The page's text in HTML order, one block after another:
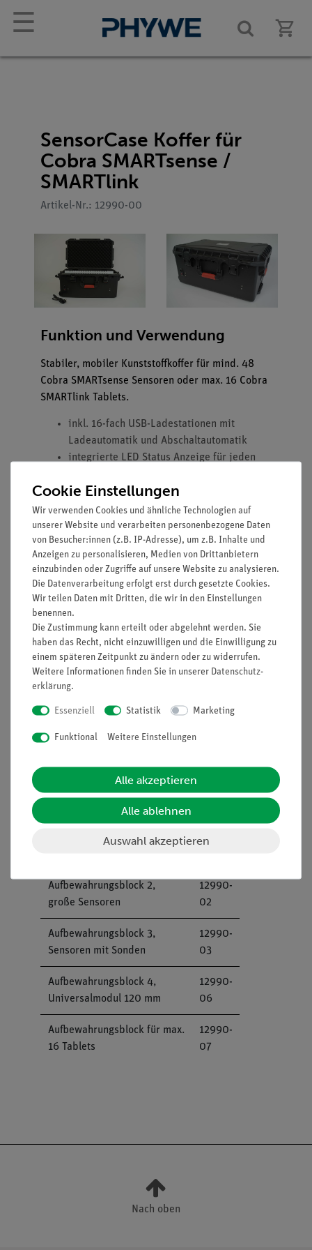
☰
SensorCase Koffer für
Cobra SMARTsense /
SMARTlink
Artikel-Nr.: 12990-00
Funktion und Verwendung
Stabiler, mobiler Kunststoffkoffer für mind. 48
Cobra SMARTsense Sensoren oder max. 16 Cobra
SMARTlink Tablets.
inkl. 16-fach USB-Ladestationen mit
Ladeautomatik und Abschaltautomatik
integrierte LED Status Anzeige für jeden
ausziehbarer und auswechselbarer Griff
mit eingebauter Sicherung
zusätzlich 2 seitliche Griffe und 1 Griff im
Deckel integriert
2 Rollen mit Unterbodenschlittensystem für
leichten Transport
aktives Lüftungssystem (max.
mind: 39 m³ / h)
Mindest-Maße: (H/B/T): 340 x 715 x 455
mm
Maximalgewicht: 14 kg (ohne Sensoren)
Stromzufuhr: Ein-/ Ausschalter, 230 V
Zuleitung
�
Empfohlenes Zubehör
Aufbewahrungsblock 1,
12990-
Aufbewahrungsblock 2,
große Sensoren
12990-
02
Aufbewahrungsblock 3,
Sensoren mit Sonden
12990-
03
Aufbewahrungsblock 4,
Universalmodul 120 mm
12990-
06
Aufbewahrungsblock für max.
16 Tablets
12990-
07
Nach oben
Cookie Einstellungen
Wir verwenden Cookies und ähnliche Technologien auf
unserer Website und verarbeiten personenbezogene Daten
von Besucher:innen (z.B. IP-Adresse), um z.B. Inhalte und
Anzeigen zu personalisieren, Medien von Drittanbietern
einzubinden oder Zugriffe auf unsere Website zu analysieren.
Die Datenverarbeitung erfolgt erst durch gesetzte Cookies.
Wir teilen Daten mit Dritten, die wir in den Einstellungen
benennen.
Die Zustimmung kann erteilt oder abgelehnt werden. Sie
haben das Recht, nicht einzuwilligen und die Einwilligung zu
einem späteren Zeitpunkt zu ändern oder zu widerrufen.
Weitere Informationen finden Sie in unserer Daten­schutz­
erklärung.
Essenziell Statistik Marketing
Funktional Weitere Einstellungen
Alle akzeptieren
Alle ablehnen
Auswahl akzeptieren